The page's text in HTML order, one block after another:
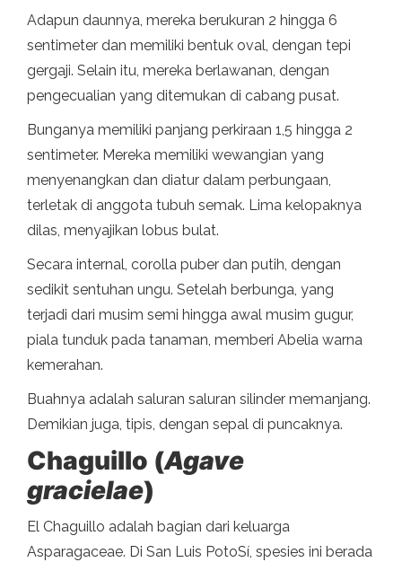
Adapun daunnya, mereka berukuran 2 hingga 6
sentimeter dan memiliki bentuk oval, dengan tepi
gergaji. Selain itu, mereka berlawanan, dengan
pengecualian yang ditemukan di cabang pusat.
Bunganya memiliki panjang perkiraan 1,5 hingga 2
sentimeter. Mereka memiliki wewangian yang
menyenangkan dan diatur dalam perbungaan,
terletak di anggota tubuh semak. Lima kelopaknya
dilas, menyajikan lobus bulat.
Secara internal, corolla puber dan putih, dengan
sedikit sentuhan ungu. Setelah berbunga, yang
terjadi dari musim semi hingga awal musim gugur,
piala tunduk pada tanaman, memberi Abelia warna
kemerahan.
Buahnya adalah saluran saluran silinder memanjang.
Demikian juga, tipis, dengan sepal di puncaknya.
Chaguillo (Agave
gracielae)
El Chaguillo adalah bagian dari keluarga
Asparagaceae. Di San Luis PotoSí, spesies ini berada